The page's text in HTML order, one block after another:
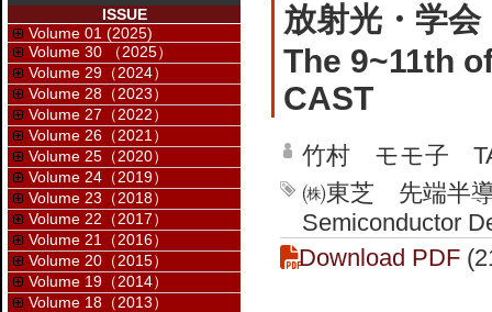
放射光・学
The 9~11th
CAST
竹村 モモ子
㈱東芝 先端半
Semiconductor
Download PDF
ISSUE
Volume 01 (2025)
Volume 30 （2025）
Volume 29（2024）
Volume 28（2023）
Volume 27（2022）
Volume 26（2021）
Volume 25（2020）
Volume 24（2019）
Volume 23（2018）
Volume 22（2017）
Volume 21（2016）
Volume 20（2015）
Volume 19（2014）
Volume 18（2013）